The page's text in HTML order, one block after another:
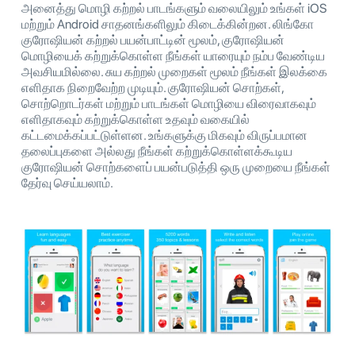
அனைத்து மொழி கற்றல் பாடங்களும் வலையிலும் உங்கள் iOS
மற்றும் Android சாதனங்களிலும் கிடைக்கின்றன. லிங்கோ
குரோஷியன் கற்றல் பயன்பாட்டின் மூலம், குரோஷியன்
மொழியைக் கற்றுக்கொள்ள நீங்கள் யாரையும் நம்ப வேண்டிய
அவசியமில்லை. சுய கற்றல் முறைகள் மூலம் நீங்கள் இலக்கை
எளிதாக நிறைவேற்ற முடியும். குரோஷியன் சொற்கள்,
சொற்றொடர்கள் மற்றும் பாடங்கள் மொழியை விரைவாகவும்
எளிதாகவும் கற்றுக்கொள்ள உதவும் வகையில்
கட்டமைக்கப்பட்டுள்ளன. உங்களுக்கு மிகவும் விருப்பமான
தலைப்புகளை அல்லது நீங்கள் கற்றுக்கொள்ளக்கூடிய
குரோஷியன் சொற்களைப் பயன்படுத்தி ஒரு முறையை நீங்கள்
தேர்வு செய்யலாம்.